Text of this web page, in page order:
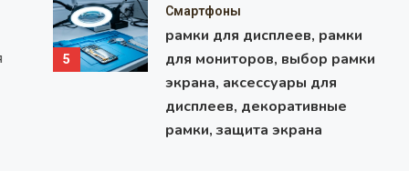
утилиты всё чаще упираются в потолок возможностей.
докинуть оперативной памяти и заменить накопитель,
полной смене…
1 Минута Чтение
5
Смартфоны
рамки для дисплеев, рамки
для мониторов, выбор рамки
экрана, аксессуары для
дисплеев, декоративные
рамки, защита экрана